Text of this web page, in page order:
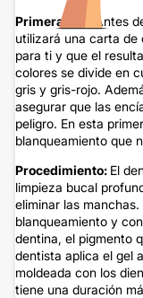
Primera cita:
Antes
utilizará una carta de
para ti y que el
colores se divide en
gris y gris-rojo.
asegurar que las
peligro. En esta
blanqueamiento que
Procedimiento: El
limpieza bucal
eliminar las
blanqueamiento y
dentina, el pigmento
dentista aplica el gel
moldeada con los
tiene una duración